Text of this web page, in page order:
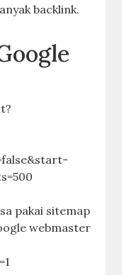
backlink.
pakai sitemap
webmaster